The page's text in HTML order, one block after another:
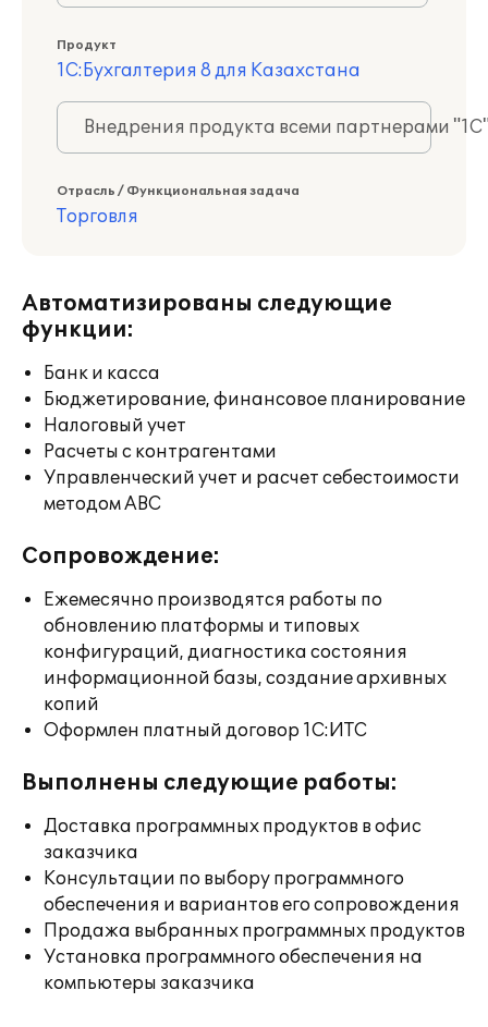
Продукт
1С:Бухгалтерия 8 для Казахстана
Внедрения продукта всеми партнерами
Отрасль / Функциональная задача
Торговля
Автоматизированы следующие
функции:
Банк и касса
Бюджетирование, финансовое планирование
Налоговый учет
Расчеты с контрагентами
Управленческий учет и расчет себестоимости
методом ABC
Сопровождение:
Ежемесячно производятся работы по
обновлению платформы и типовых
конфигураций, диагностика состояния
информационной базы, создание архивных
копий
Оформлен платный договор 1С:ИТС
Выполнены следующие работы:
Доставка программных продуктов в офис
заказчика
Консультации по выбору программного
обеспечения и вариантов его сопровождения
Продажа выбранных программных продуктов
Установка программного обеспечения на
компьютеры заказчика